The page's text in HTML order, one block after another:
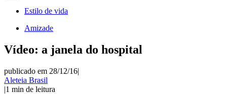
Estilo de vida
Amizade
Vídeo: a janela do hospital
publicado em 28/12/16|
Aleteia Brasil
|1 min de leitura